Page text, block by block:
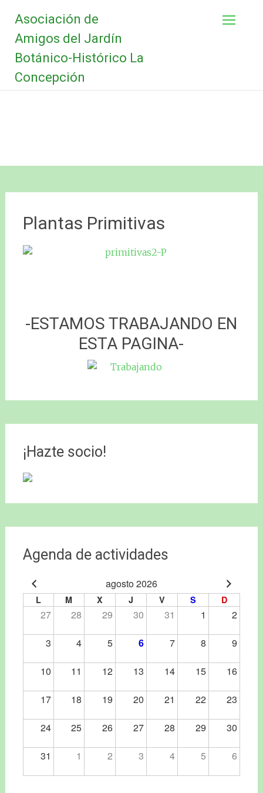
contenido
Asociación de
Amigos del Jardín
Botánico-Histórico La
Concepción
Plantas Primitivas
-ESTAMOS TRABAJANDO EN
ESTA PAGINA-
¡Hazte socio!
Agenda de actividades
agosto 2026
L M X J V S D
27 28 29 30 31 1 2
3 4 5 6 7 8 9
10 11 12 13 14 15 16
17 18 19 20 21 22 23
24 25 26 27 28 29 30
31 1 2 3 4 5 6